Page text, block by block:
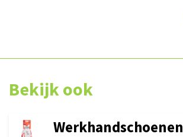
Bekijk ook
Werkhandschoenen